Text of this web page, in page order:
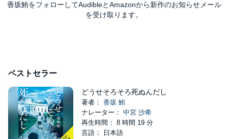
香坂鮪をフォローしてAudibleとAmazonから新作のお知らせメール
を受け取ります。
ベストセラー
どうせそろそろ死ぬんだし
著者： 香坂 鮪
ナレーター： 中宮 沙希
再生時間： 8 時間 19 分
言語： 日本語